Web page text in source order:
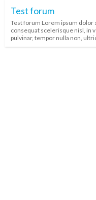
Test forum
Test forum Lorem ipsum dolor
consequat scelerisque nisl, in
pulvinar, tempor nulla non,